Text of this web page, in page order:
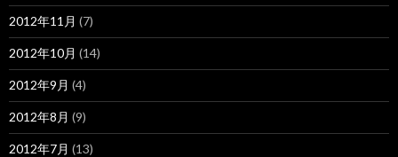
2012年11月 (7)
2012年10月 (14)
2012年9月 (4)
2012年8月 (9)
2012年7月 (13)